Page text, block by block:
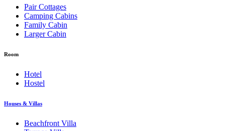
Pair Cottages
Camping Cabins
Family Cabin
Larger Cabin
Room
Hotel
Hostel
Houses & Villas
Beachfront Villa